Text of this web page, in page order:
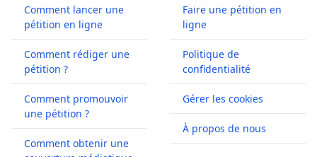
Comment lancer une
pétition en ligne
Comment rédiger une
pétition ?
Comment promouvoir
une pétition ?
Comment obtenir une
Faire une pétition en
ligne
Politique de
confidentialité
Gérer les cookies
À propos de nous